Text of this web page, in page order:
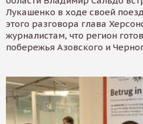
Лукашенко в ходе своей
этого разговора глава
журналистам, что регион
побережья Азовского и